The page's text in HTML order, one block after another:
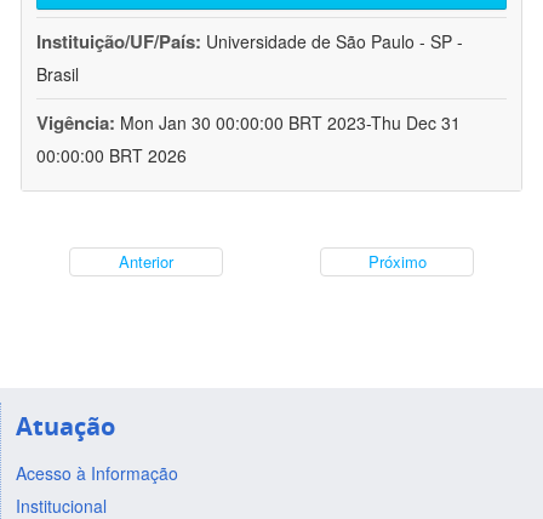
Instituição/UF/País: Universidade de São Paulo - SP -
Brasil
Vigência: Mon Jan 30 00:00:00 BRT 2023-Thu Dec 31
00:00:00 BRT 2026
Anterior Próximo
Atuação
Acesso à Informação
Institucional